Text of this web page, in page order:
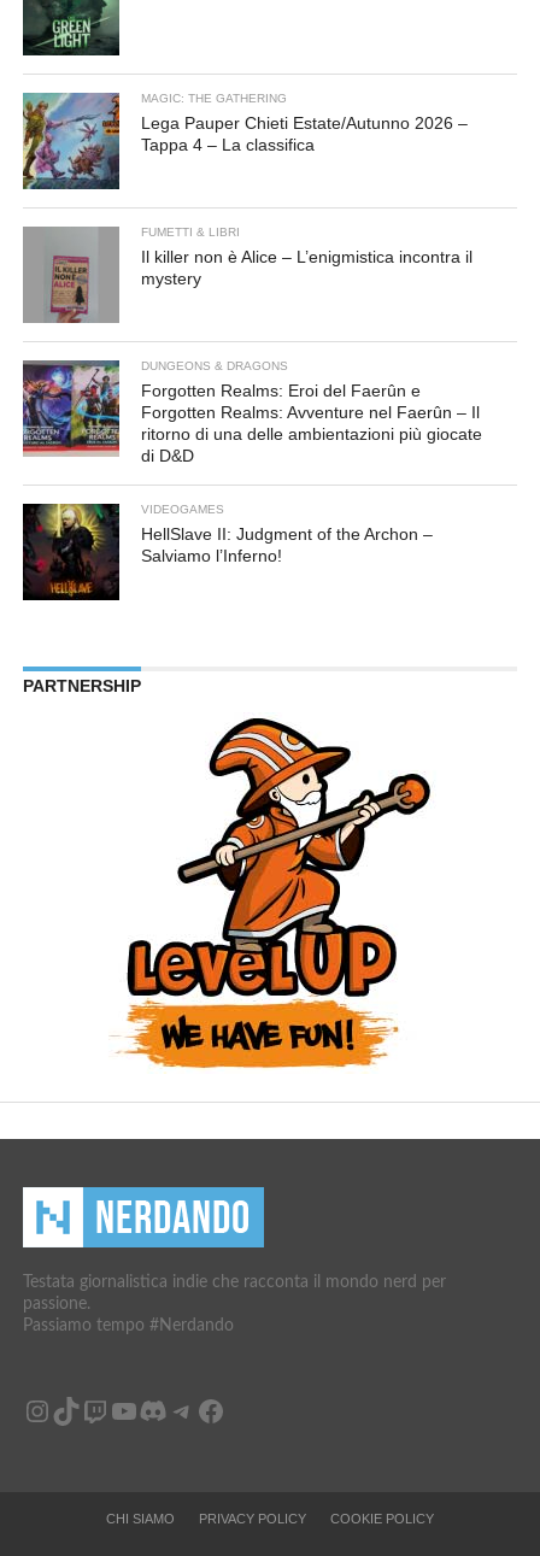
MAGIC: THE GATHERING
Lega Pauper Chieti Estate/Autunno 2026 –
Tappa 4 – La classifica
FUMETTI & LIBRI
Il killer non è Alice – L’enigmistica incontra il
mystery
DUNGEONS & DRAGONS
Forgotten Realms: Eroi del Faerûn e
Forgotten Realms: Avventure nel Faerûn – Il
ritorno di una delle ambientazioni più giocate
di D&D
VIDEOGAMES
HellSlave II: Judgment of the Archon –
Salviamo l’Inferno!
PARTNERSHIP
Testata giornalistica indie che racconta il mondo nerd per
passione.
Passiamo tempo #Nerdando
Instagram
TikTok
Twitch
YouTube
Discord
Telegram
Facebook
CHI SIAMO PRIVACY POLICY COOKIE POLICY